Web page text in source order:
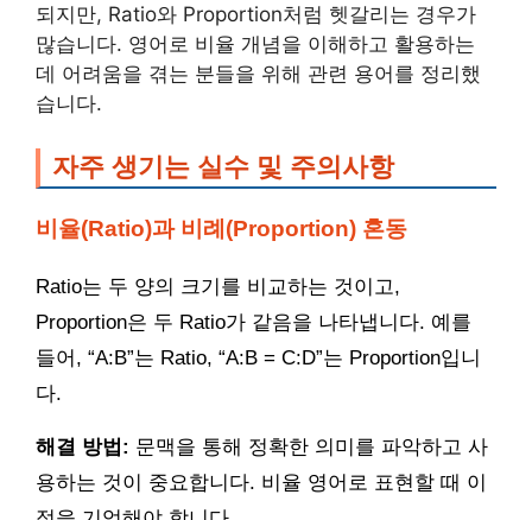
되지만, Ratio와 Proportion처럼 헷갈리는 경우가
많습니다. 영어로 비율 개념을 이해하고 활용하는
데 어려움을 겪는 분들을 위해 관련 용어를 정리했
습니다.
자주 생기는 실수 및 주의사항
비율(Ratio)과 비례(Proportion) 혼동
Ratio는 두 양의 크기를 비교하는 것이고,
Proportion은 두 Ratio가 같음을 나타냅니다. 예를
들어, “A:B”는 Ratio, “A:B = C:D”는 Proportion입니
다.
해결 방법: 문맥을 통해 정확한 의미를 파악하고 사
용하는 것이 중요합니다. 비율 영어로 표현할 때 이